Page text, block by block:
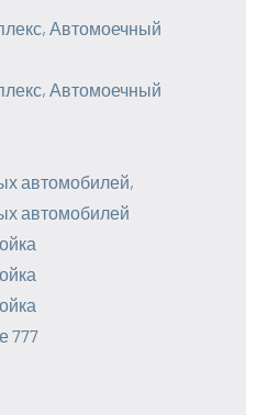
Автомоечный
Автомоечный
автомобилей,
автомобилей
777